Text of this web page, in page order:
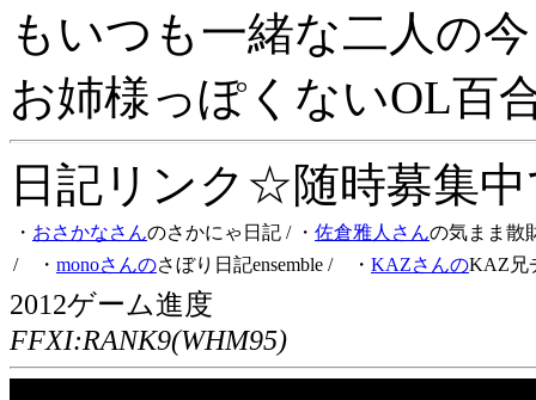
もいつも一緒な二人の
お姉様っぽくないOL百
日記リンク☆随時募集
・ おさかなさんのさかにゃ日記 / ・ 佐倉雅人さんの気まま散
/ ・ monoさんのさぼり日記ensemble / ・ KAZさんのKAZ兄
2012ゲーム進度
FFXI:RANK9(WHM95)